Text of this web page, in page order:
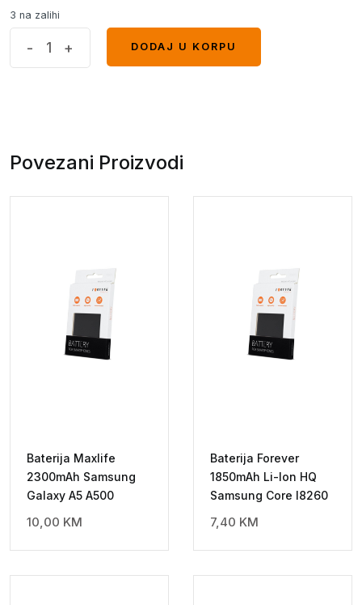
3 na zalihi
Samsung
- +
DODAJ U KORPU
Povezani Proizvodi
Baterija Maxlife
2300mAh Samsung
Galaxy A5 A500
10,00 KM
Baterija Forever
1850mAh Li-Ion HQ
Samsung Core I8260
7,40 KM